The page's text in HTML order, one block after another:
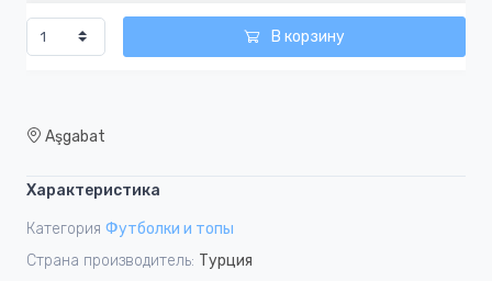
В корзину
Aşgabat
Характеристика
Категория Футболки и топы
Страна производитель: Турция